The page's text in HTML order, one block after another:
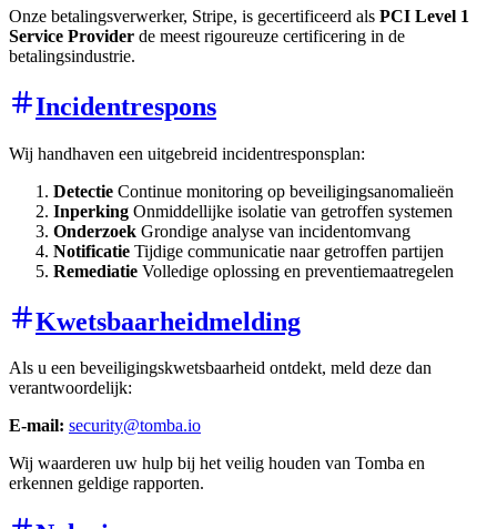
Onze betalingsverwerker, Stripe, is gecertificeerd als PCI Level 1
Service Provider de meest rigoureuze certificering in de
betalingsindustrie.
Incidentrespons
Wij handhaven een uitgebreid incidentresponsplan:
Detectie Continue monitoring op beveiligingsanomalieën
Inperking Onmiddellijke isolatie van getroffen systemen
Onderzoek Grondige analyse van incidentomvang
Notificatie Tijdige communicatie naar getroffen partijen
Remediatie Volledige oplossing en preventiemaatregelen
Kwetsbaarheidmelding
Als u een beveiligingskwetsbaarheid ontdekt, meld deze dan
verantwoordelijk:
E-mail: security@tomba.io
Wij waarderen uw hulp bij het veilig houden van Tomba en
erkennen geldige rapporten.